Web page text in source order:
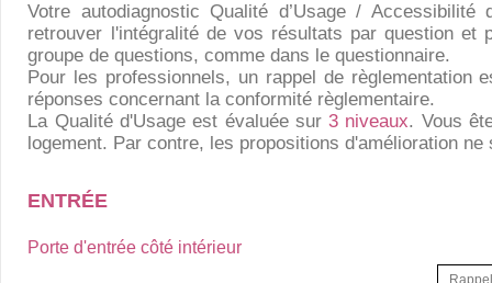
Votre autodiagnostic Qualité d’Usage /
retrouver l'intégralité de vos résultats par question et
groupe de questions, comme dans le questionnaire.
Pour les professionnels, un rappel de
réponses concernant la conformité règlementaire.
La Qualité d'Usage est évaluée sur3 niveaux. Vous
logement. Par contre, les propositions d'amélioration
ENTRÉE
Porte d'entrée côté intérieur